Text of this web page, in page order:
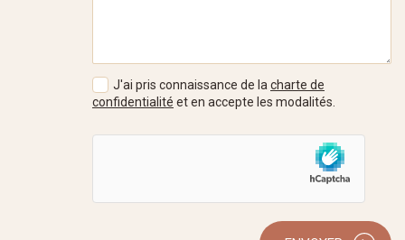
J'ai pris connaissance de lacharte de
confidentialité et en accepte les modalités.